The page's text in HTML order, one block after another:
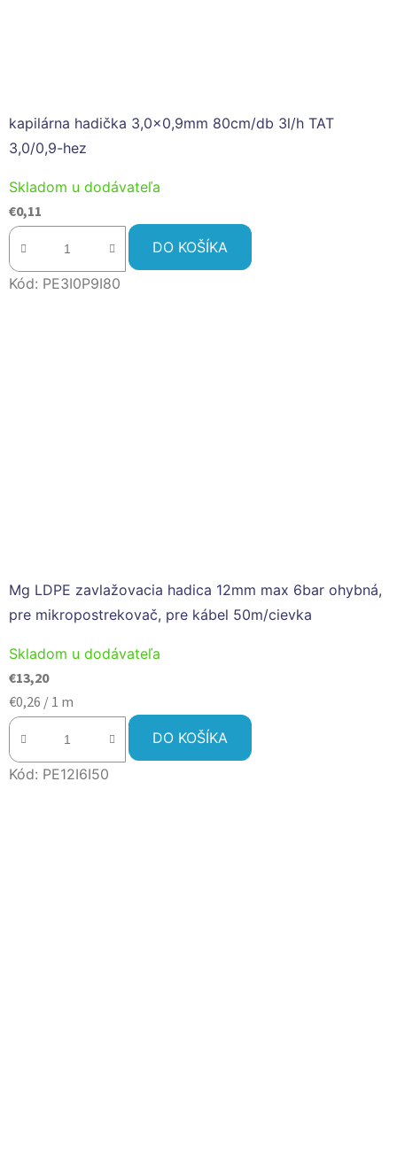
kapilárna hadička 3,0x0,9mm 80cm/db 3l/h TAT
3,0/0,9-hez
Skladom u dodávateľa
€0,11
DO KOŠÍKA
Kód: PE3I0P9I80
Mg LDPE zavlažovacia hadica 12mm max 6bar ohybná,
pre mikropostrekovač, pre kábel 50m/cievka
Skladom u dodávateľa
€13,20
Jednotková
cena:
€0,26 / 1 m
DO KOŠÍKA
Kód: PE12I6I50